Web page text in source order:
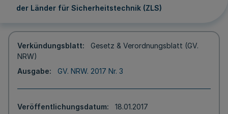
der Länder für Sicherheitstechnik (ZLS)
Verkündungsblatt
Gesetz & Verordnungsblatt (GV.
NRW)
Ausgabe
GV. NRW. 2017 Nr. 3
Veröffentlichungsdatum
18.01.2017